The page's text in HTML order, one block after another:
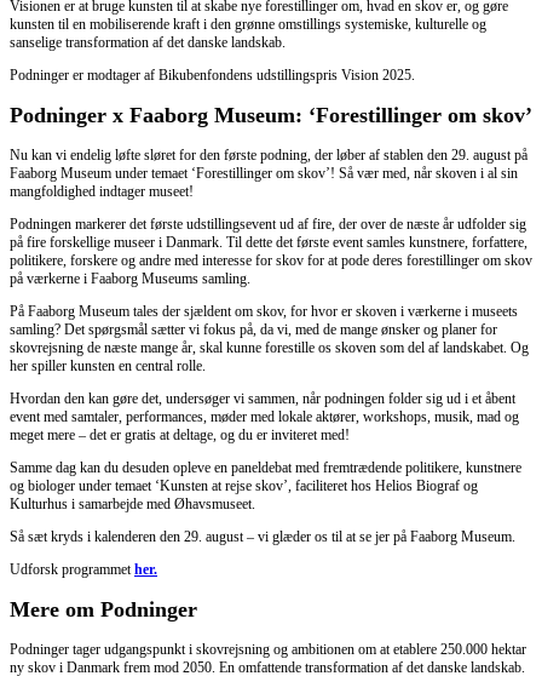
Visionen er at bruge kunsten til at skabe nye forestillinger om, hvad en skov er, og gøre
kunsten til en mobiliserende kraft i den grønne omstillings systemiske, kulturelle og
sanselige trans­formation af det danske landskab.
Podninger er modtager af Bikubenfondens udstillingspris Vision 2025.
Podninger x Faaborg Museum: ‘Forestillinger om skov’
Nu kan vi endelig løfte sløret for den første podning, der løber af stablen den 29. august på
Faaborg Museum under temaet ‘Forestillinger om skov’! Så vær med, når skoven i al sin
mangfoldighed indtager museet!
Podningen markerer det første udstillingsevent ud af fire, der over de næste år udfolder sig
på fire forskellige museer i Danmark. Til dette det første event samles kunstnere, forfattere,
politikere, forskere og andre med interesse for skov for at pode deres forestillinger om skov
på værkerne i Faaborg Museums samling.
På Faaborg Museum tales der sjældent om skov, for hvor er skoven i værkerne i museets
samling? Det spørgsmål sætter vi fokus på, da vi, med de mange ønsker og planer for
skovrejsning de næste mange år, skal kunne forestille os skoven som del af landskabet. Og
her spiller kunsten en central rolle.
Hvordan den kan gøre det, undersøger vi sammen, når podningen folder sig ud i et åbent
event med samtaler, performances, møder med lokale aktører, workshops, musik, mad og
meget mere – det er gratis at deltage, og du er inviteret med!
Samme dag kan du desuden opleve en paneldebat med fremtrædende politikere, kunstnere
og biologer under temaet ‘Kunsten at rejse skov’, faciliteret hos Helios Biograf og
Kulturhus i samarbejde med Øhavsmuseet.
Så sæt kryds i kalenderen den 29. august – vi glæder os til at se jer på Faaborg Museum.
Udforsk programmet her.
Mere om Podninger
Podninger tager udgangspunkt i skovrejsning og ambitionen om at etablere 250.000 hektar
ny skov i Danmark frem mod 2050. En omfattende transformation af det danske landskab.